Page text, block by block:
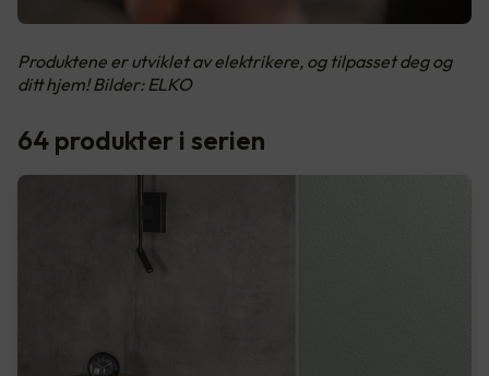
Produktene er utviklet av elektrikere, og tilpasset deg og
ditt hjem! Bilder: ELKO
64 produkter i serien